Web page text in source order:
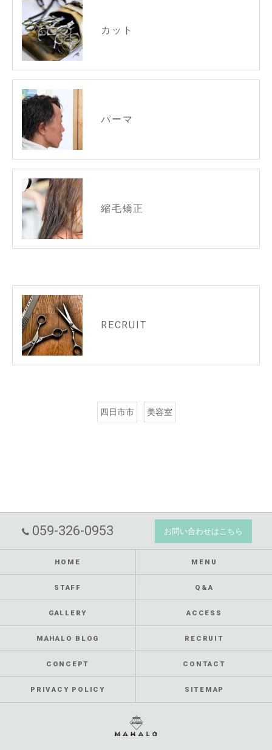
カット
パーマ
縮毛矯正
RECRUIT
四日市市 美容室
059-326-0953 お問い合わせはこちら
HOME MENU
STAFF Q&A
GALLERY ACCESS
MAHALO BLOG RECRUIT
CONCEPT CONTACT
PRIVACY POLICY SITEMAP